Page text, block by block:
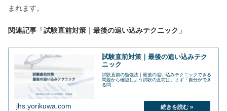
まれます。
関連記事「試験直前対策｜最後の追い込みテクニック」
試験直前対策｜最後の追い込みテク
ニック
試験直前の勉強法｜最後の追い込みテクニックできる
問題から確認しよう試験の直前は、まず「自分ができ
る問...
jhs.yorikuwa.com